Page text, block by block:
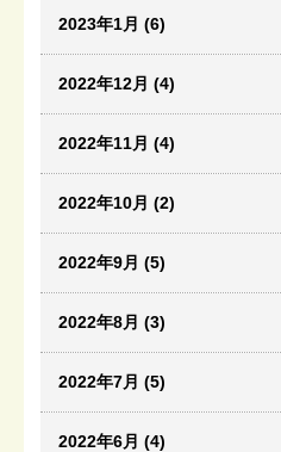
2023年1月 (6)
2022年12月 (4)
2022年11月 (4)
2022年10月 (2)
2022年9月 (5)
2022年8月 (3)
2022年7月 (5)
2022年6月 (4)